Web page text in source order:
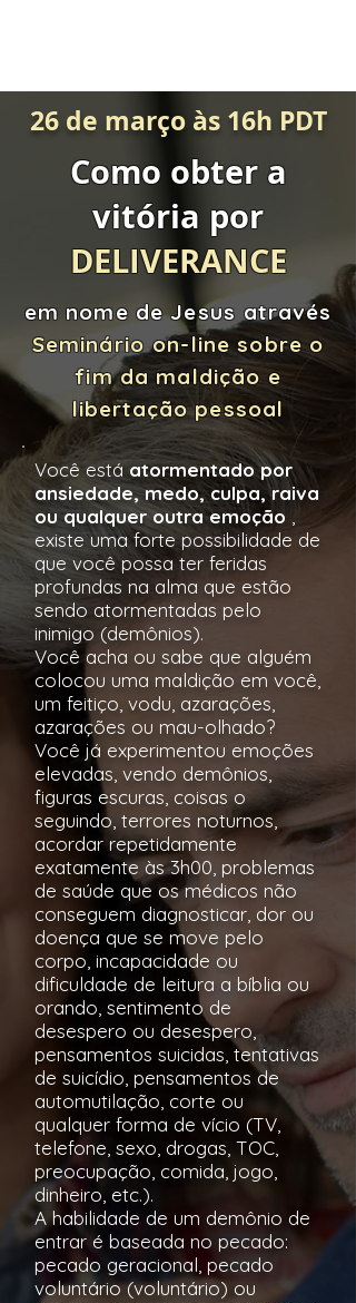
26 de março às 16h PDT
Como obter a
vitória por
DELIVERANCE
em nome de Jesus através
Seminário on-line sobre o
fim da maldição e
libertação pessoal
Você está atormentado por
ansiedade, medo, culpa, raiva
ou qualquer outra emoção
existe uma forte possibilidade de
que você possa ter feridas
profundas na alma que estão
sendo atormentadas pelo
inimigo (demônios).
Você acha ou sabe que alguém
colocou uma maldição em você,
um feitiço, vodu, azarações,
azarações ou mau-olhado?
Você já experimentou emoções
elevadas, vendo demônios,
figuras escuras, coisas o
seguindo, terrores noturnos,
acordar repetidamente
exatamente às 3h00, problemas
de saúde que os médicos não
conseguem diagnosticar, dor ou
doença que se move pelo
corpo, incapacidade ou
dificuldade de leitura a bíblia ou
orando, sentimento de
desespero ou desespero,
pensamentos suicidas, tentativas
de suicídio, pensamentos de
automutilação, corte ou
qualquer forma de vício (TV,
telefone, sexo, drogas, TOC,
preocupação, comida, jogo,
dinheiro, etc.).
A habilidade de um demônio de
entrar é baseada no pecado:
pecado geracional, pecado
voluntário (voluntário) ou